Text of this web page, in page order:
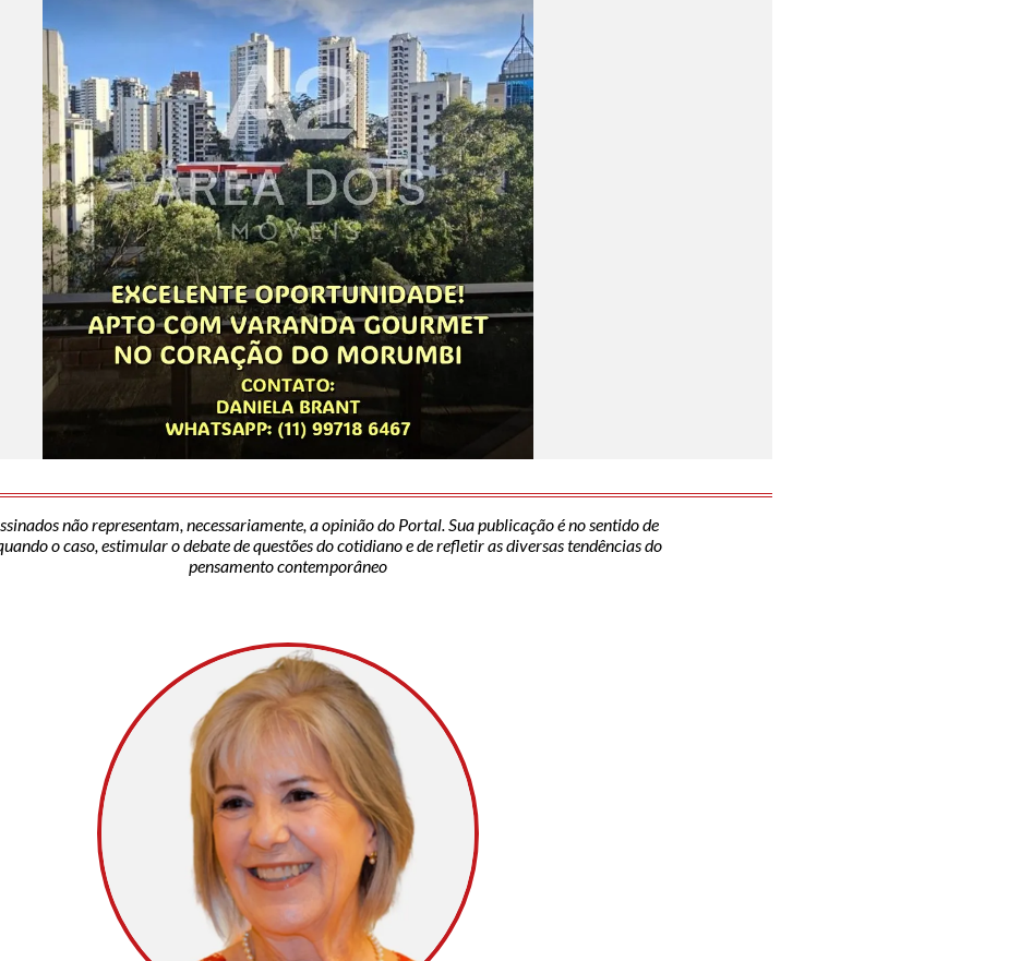
não representam, necessariamente, a opinião do Portal. Sua publicação é no sentido de
o caso, estimular o debate de questões do cotidiano e de refletir as diversas tendências do
pensamento contemporâneo